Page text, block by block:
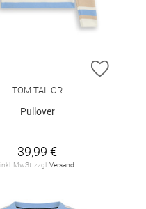
ZUR
TOM TAILOR
Pullover
39,99 €
inkl. MwSt. zzgl.Versand